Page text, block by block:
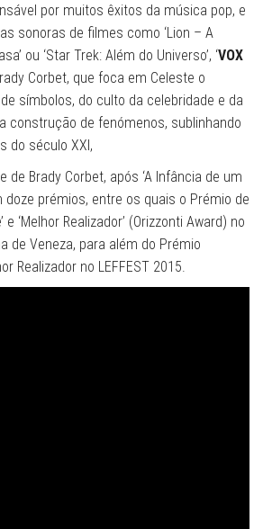
por muitos êxitos da música pop, e
sonoras de filmes como ‘Lion – A
ou ‘Star Trek: Além do Universo’, ‘VOX
Corbet, que foca em Celeste o
símbolos, do culto da celebridade e da
construção de fenómenos, sublinhando
do século XXI,
de Brady Corbet, após ‘A Infância de um
doze prémios, entre os quais o Prémio de
e ‘Melhor Realizador’ (Orizzonti Award) no
de Veneza, para além do Prémio
Realizador no LEFFEST 2015.